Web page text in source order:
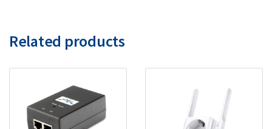
Related products